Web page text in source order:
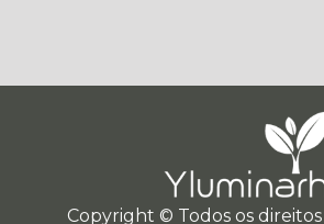
Copyright © Todos os direitos